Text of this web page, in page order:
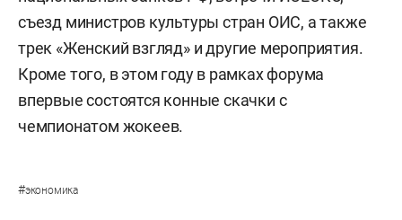
съезд министров культуры стран ОИС, а также
трек «Женский взгляд» и другие мероприятия.
Кроме того, в этом году в рамках форума
впервые состоятся конные скачки с
чемпионатом жокеев.
#экономика